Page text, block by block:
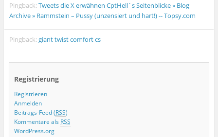
Pingback:Tweets die X erwähnen CptHell´s Seitenblicke » Blog
Archive » Rammstein – Pussy (unzensiert und hart!) -- Topsy.com
Pingback:giant twist comfort cs
Registrierung
Registrieren
Anmelden
Beitrags-Feed (RSS)
Kommentare als RSS
WordPress.org